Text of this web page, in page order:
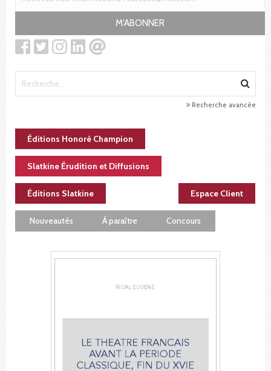
M'ABONNER
Recherche avancée
Éditions Honoré Champion
Slatkine Érudition et Diffusions
Éditions Slatkine Espace Client
Nouveautés À paraître Concours